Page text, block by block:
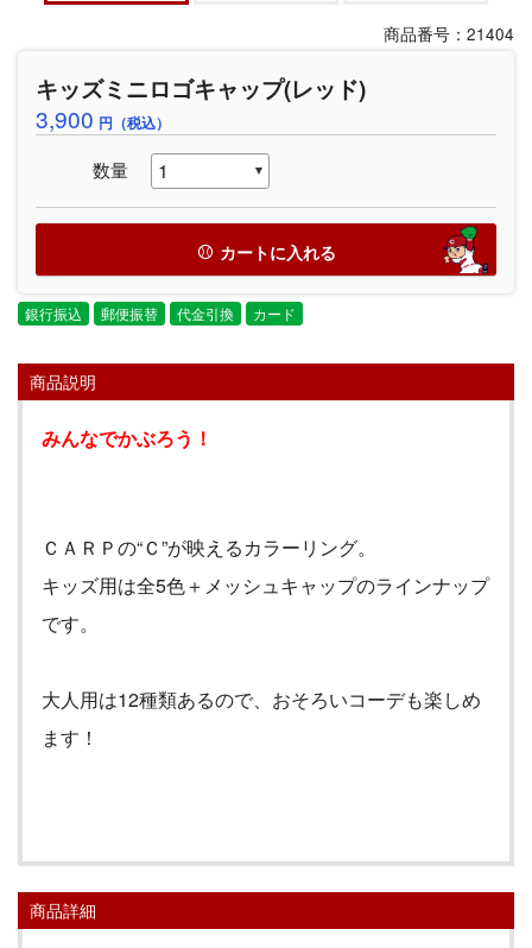
商品番号：21404
キッズミニロゴキャップ(レッド)
3,900 円（税込）
数量
カートに入れる
銀行振込 郵便振替 代金引換 カード
商品説明
みんなでかぶろう！
ＣＡＲＰの“Ｃ”が映えるカラーリング。
キッズ用は全5色＋メッシュキャップのラインナップ
です。
大人用は12種類あるので、おそろいコーデも楽しめ
ます！
商品詳細